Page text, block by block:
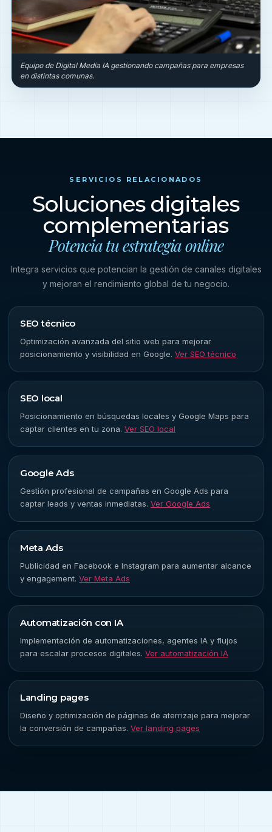
Equipo de Digital Media IA gestionando campañas para empresas
en distintas comunas.
SERVICIOS RELACIONADOS
Soluciones digitales
complementarias
Potencia tu estrategia online
Integra servicios que potencian la gestión de canales digitales
y mejoran el rendimiento global de tu negocio.
SEO técnico
Optimización avanzada del sitio web para mejorar
posicionamiento y visibilidad en Google. Ver SEO técnico
SEO local
Posicionamiento en búsquedas locales y Google Maps para
captar clientes en tu zona. Ver SEO local
Google Ads
Gestión profesional de campañas en Google Ads para
captar leads y ventas inmediatas. Ver Google Ads
Meta Ads
Publicidad en Facebook e Instagram para aumentar alcance
y engagement. Ver Meta Ads
Automatización con IA
Implementación de automatizaciones, agentes IA y flujos
para escalar procesos digitales. Ver automatización IA
Landing pages
Diseño y optimización de páginas de aterrizaje para mejorar
la conversión de campañas. Ver landing pages